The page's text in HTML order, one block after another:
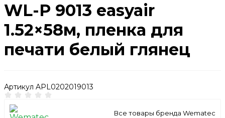
WL-P 9013 easyair
1.52×58м, пленка для
печати белый глянец
Артикул APL0202019013
Все товары бренда Wematec